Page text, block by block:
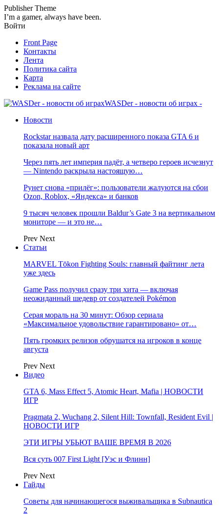
Publisher Theme
I’m a gamer, always have been.
Войти
Front Page
Контакты
Лента
Политика сайта
Карта
Реклама на сайте
WASDer - новости об играх -
Новости
Rockstar назвала дату расширенного показа GTA 6 и
показала новый арт
Через пять лет империя падёт, а четверо героев исчезнут
— Nintendo раскрыла настоящую…
Рунет снова «прилёг»: пользователи жалуются на сбои
Ozon, Roblox, «Яндекса» и банков
9 тысяч человек прошли Baldur’s Gate 3 на вертикальном
мониторе — и это не…
Prev Next
Статьи
MARVEL Tōkon Fighting Souls: главный файтинг лета
уже здесь
Game Pass получил сразу три хита — включая
неожиданный шедевр от создателей Pokémon
Серая мораль на 30 минут: Обзор сериала
«Максимальное удовольствие гарантировано» от…
Пять громких релизов обрушатся на игроков в конце
августа
Prev Next
Видео
GTA 6, Mass Effect 5, Atomic Heart, Mafia | НОВОСТИ
ИГР
Pragmata 2, Wuchang 2, Silent Hill: Townfall, Resident Evil |
НОВОСТИ ИГР
ЭТИ ИГРЫ УБЬЮТ ВАШЕ ВРЕМЯ В 2026
Вся суть 007 First Light [Уэс и Флинн]
Prev Next
Гайды
Советы для начинающегося выживальщика в Subnautica
2